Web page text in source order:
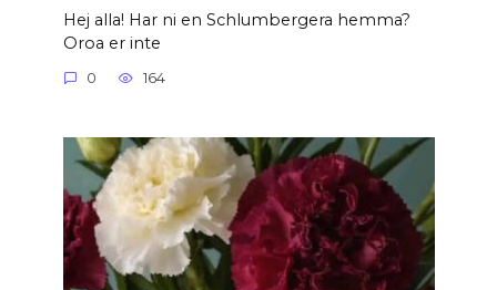
Hej alla! Har ni en Schlumbergera hemma?
Oroa er inte
0 164